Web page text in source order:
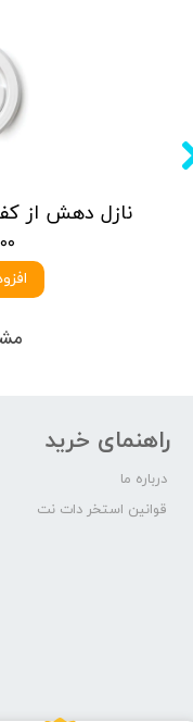
نازل دهش از کف
راهنمای خرید
درباره ما
قوانین استخر دات نت